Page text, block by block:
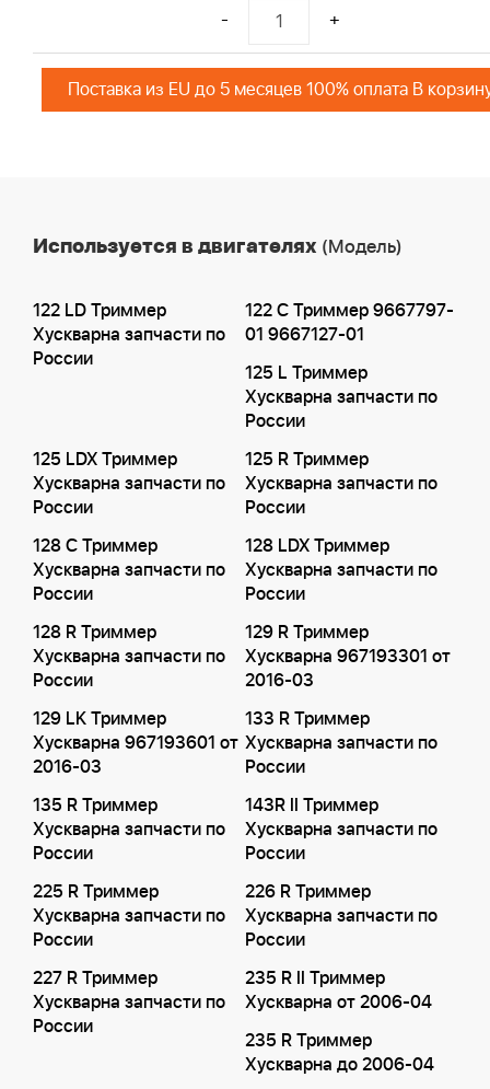
- +
Поставка из EU до 5 месяцев 100% оплата В
Используется в двигателях (Модель)
122 LD Триммер
Хускварна запчасти по
России
122 C Триммер 9667797-
01 9667127-01
125 L Триммер
Хускварна запчасти по
России
125 LDX Триммер
Хускварна запчасти по
России
125 R Триммер
Хускварна запчасти по
России
128 C Триммер
Хускварна запчасти по
России
128 LDX Триммер
Хускварна запчасти по
России
128 R Триммер
Хускварна запчасти по
России
129 R Триммер
Хускварна 967193301 от
2016-03
129 LK Триммер
Хускварна 967193601 от
2016-03
133 R Триммер
Хускварна запчасти по
России
135 R Триммер
Хускварна запчасти по
России
143R II Триммер
Хускварна запчасти по
России
225 R Триммер
Хускварна запчасти по
России
226 R Триммер
Хускварна запчасти по
России
227 R Триммер
Хускварна запчасти по
России
235 R II Триммер
Хускварна от 2006-04
235 R Триммер
Хускварна до 2006-04